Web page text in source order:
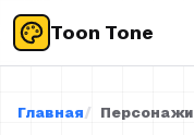
Toon Tone
Главная Персонажи